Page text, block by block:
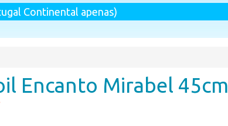
Continental apenas)
Encanto Mirabel 45cm